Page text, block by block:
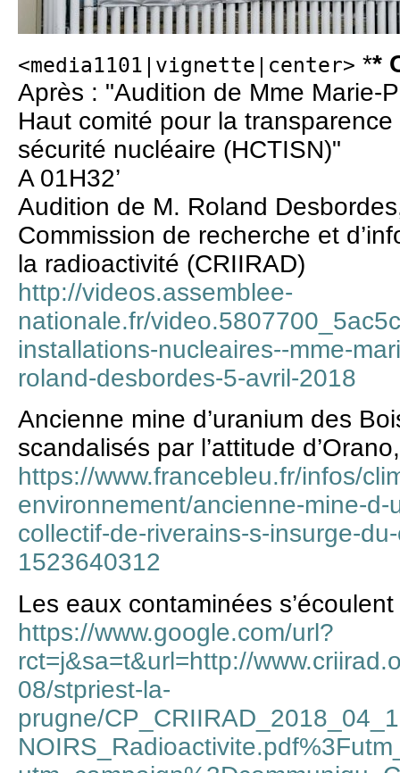
<media1101|vignette|center> **
Après : "Audition de Mme Marie-
Haut comité pour la transparence
sécurité nucléaire (HCTISN)"
A 01H32’
Audition de M. Roland
Commission de recherche et
la radioactivité (CRIIRAD)
http://videos.assemblee-
nationale.fr/
installations-nucleaires--mme-
roland-desbordes-5-avril-2018
Ancienne mine d’uranium des
scandalisés par l’attitude
https://www.francebleu.fr/infos/
environnement/ancienne-mine-
collectif-de-riverains-s-insurge-
1523640312
Les eaux contaminées
https://www.google.com/url?
rct=j&sa=t&url=http://
08/stpriest-la-
prugne/